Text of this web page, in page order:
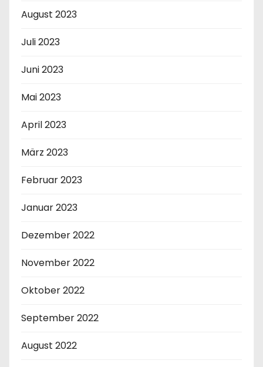
August 2023
Juli 2023
Juni 2023
Mai 2023
April 2023
März 2023
Februar 2023
Januar 2023
Dezember 2022
November 2022
Oktober 2022
September 2022
August 2022